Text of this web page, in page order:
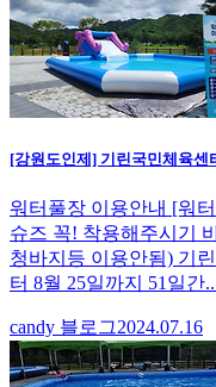
[강원도인제] 기린국민체육센
워터풀장 이용안내 [워
슈즈 꼭! 착용해주시기
청바지등 이용안됨) 기
터 8월 25일까지 51일간
candy 블로그2024.07.16